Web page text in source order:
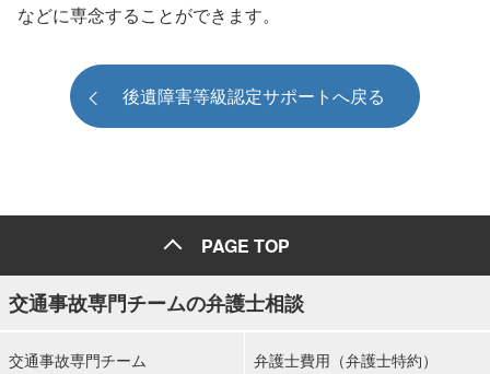
などに専念することができます。
後遺障害等級認定サポートへ戻る
PAGE TOP
交通事故専門チームの弁護士相談
交通事故専門チーム 弁護士費用（弁護士特約）